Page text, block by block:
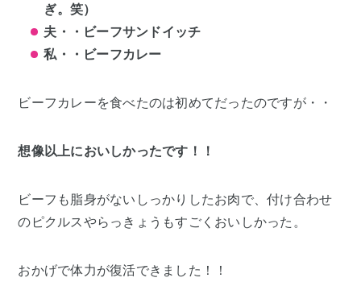
ぎ。笑）
夫・・ビーフサンドイッチ
私・・ビーフカレー
ビーフカレーを食べたのは初めてだったのですが・・
想像以上においしかったです！！
ビーフも脂身がないしっかりしたお肉で、付け合わせ
のピクルスやらっきょうもすごくおいしかった。
おかげで体力が復活できました！！